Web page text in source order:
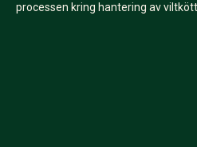
processen kring hantering av